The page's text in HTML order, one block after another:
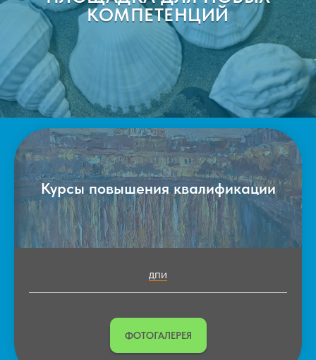
КОМПЕТЕНЦИЙ
Курсы повышения квалификации
ДПИ
ФОТОГАЛЕРЕЯ